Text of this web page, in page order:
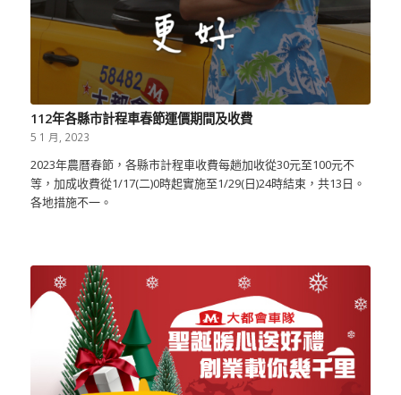
112年各縣市計程車春節運價期間及收費
5 1 月, 2023
2023年農曆春節，各縣市計程車收費每趟加收從30元至100元不
等，加成收費從1/17(二)0時起實施至1/29(日)24時結束，共13日。
各地措施不一。